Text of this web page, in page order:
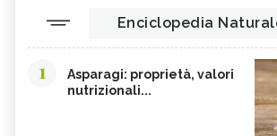
Enciclopedia
1
Asparagi: proprietà, valori
nutrizionali...